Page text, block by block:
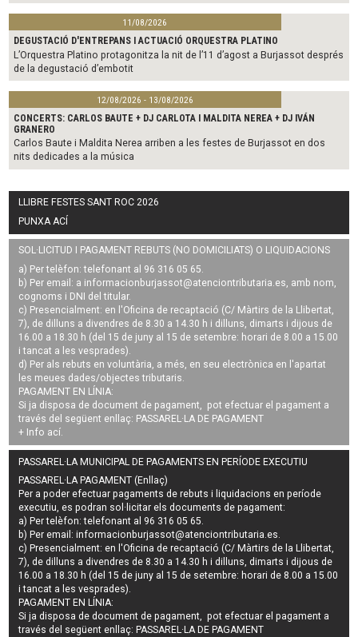
11/08/2026
DEGUSTACIÓ D'ENTREPANS I ACTUACIÓ ORQUESTRA PLATINO
L’Orquestra Platino protagonitza la nit de l’11 d’agost a Burjassot després
de la degustació d’embotit
12/08/2026 - 13/08/2026
CONCERTS: CARLOS BAUTE + DJ CARLOTA I MALDITA NEREA + DJ IVÁN
GRANERO
Carlos Baute i Maldita Nerea arriben a les festes de Burjassot en dos
nits dedicades a la música
LLIBRE FESTES SANT ROC 2026
PUNXA ACÍ
SOL·LICITUD I PAGAMENT REBUTS (NO DOMICILIATS) O LIQUIDACIONS
a) Per telèfon: telefonant al 96 316 05 65.
b) Per email: a informacionburjassot@atenciontributaria.es, amb nom,
cognoms i DNI del titular.
c) Presencialment: en l'Oficina de recaptació (C/ Màrtirs de la Llibertat,
7), de dilluns a divendres de 8.30 a 14.30 h i dilluns, dimarts i dijous de
16.00 a 18.30 h (del 15 de juny al 15 de setembre: horari de 8.00 a 15.00
i tancat a les vesprades).
d) Per als rebuts en voluntària, a més, en seu electrònica en l'apartat
les meues dades/objectes tributaris.
PAGAMENT EN LÍNIA:
Si ja disposa de document de pagament, pot efectuar el pagament a
través del següent enllaç: PASSAREL·LA DE PAGAMENT
+ Info ací.
PASSAREL·LA MUNICIPAL DE PAGAMENTS EN PERÍODE EXECUTIU
PASSAREL·LA PAGAMENT (Enllaç)
Per a poder efectuar pagaments derebuts i liquidacions en període
executiu, es podran sol·licitar els documents de pagament:
a) Per telèfon: telefonant al 96 316 05 65.
b) Per email:informacionburjassot@atenciontributaria.es.
c) Presencialment: en l'Oficina de recaptació (C/ Màrtirs de la Llibertat,
7), de dilluns a divendres de 8.30 a 14.30 h i dilluns, dimarts i dijous de
16.00 a 18.30 h (del 15 de juny al 15 de setembre: horari de 8.00 a 15.00
i tancat a les vesprades).
PAGAMENT EN LÍNIA:
Si ja disposa de document de pagament, pot efectuar el pagament a
través del següent enllaç: PASSAREL·LA DE PAGAMENT